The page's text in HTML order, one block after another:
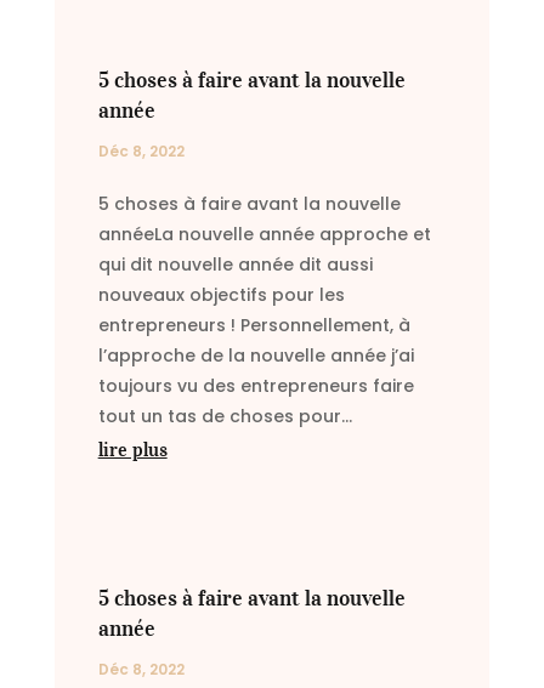
5 choses à faire avant la nouvelle
année
Déc 8, 2022
5 choses à faire avant la nouvelle
annéeLa nouvelle année approche et
qui dit nouvelle année dit aussi
nouveaux objectifs pour les
entrepreneurs ! Personnellement, à
l’approche de la nouvelle année j’ai
toujours vu des entrepreneurs faire
tout un tas de choses pour...
lire plus
5 choses à faire avant la nouvelle
année
Déc 8, 2022